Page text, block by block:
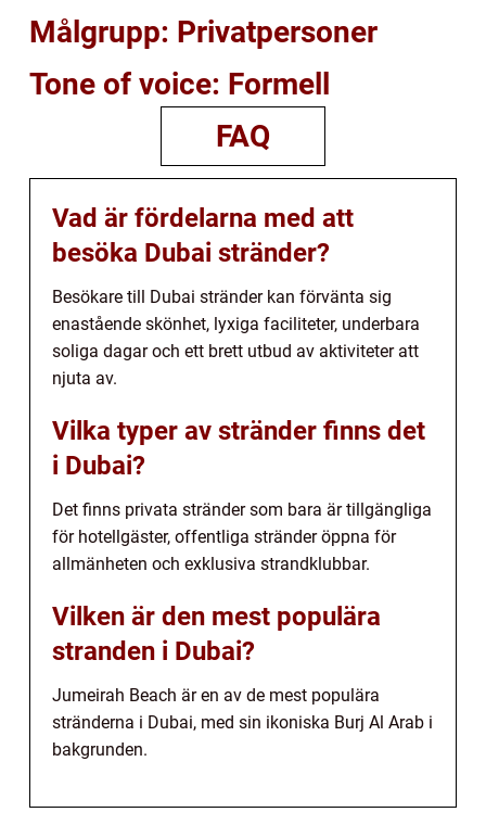
Målgrupp: Privatpersoner
Tone of voice: Formell
FAQ
Vad är fördelarna med att
besöka Dubai stränder?
Besökare till Dubai stränder kan förvänta sig
enastående skönhet, lyxiga faciliteter, underbara
soliga dagar och ett brett utbud av aktiviteter att
njuta av.
Vilka typer av stränder finns det
i Dubai?
Det finns privata stränder som bara är tillgängliga
för hotellgäster, offentliga stränder öppna för
allmänheten och exklusiva strandklubbar.
Vilken är den mest populära
stranden i Dubai?
Jumeirah Beach är en av de mest populära
stränderna i Dubai, med sin ikoniska Burj Al Arab i
bakgrunden.